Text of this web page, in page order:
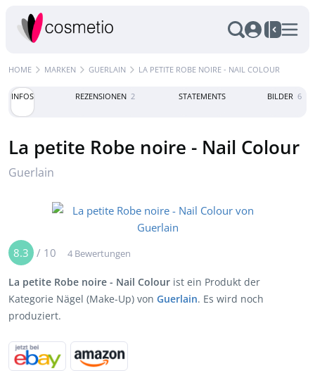
HOME MARKEN GUERLAIN LA PETITE ROBE NOIRE - NAIL COLOUR
INFOS REZENSIONEN 2 STATEMENTS BILDER 6
La petite Robe noire - Nail Colour
Guerlain
8.3 / 10 4 Bewertungen
La petite Robe noire - Nail Colour ist ein Produkt der
Kategorie Nägel (Make-Up) von Guerlain. Es wird noch
produziert.